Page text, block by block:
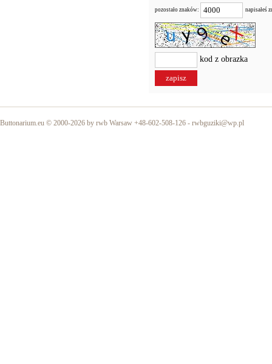
pozostało znaków: napisałeś
kod z obrazka
Buttonarium.eu © 2000-2026 by rwb Warsaw +48-602-508-126 - rwbguziki@wp.pl